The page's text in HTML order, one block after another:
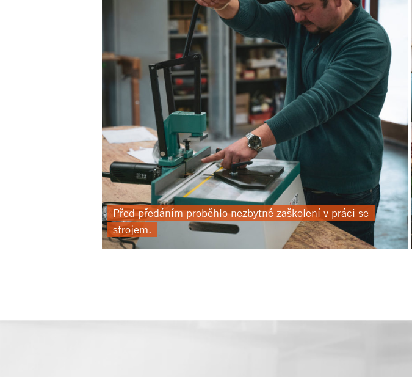
Před předáním proběhlo nezbytné zaškolení v práci se
strojem.